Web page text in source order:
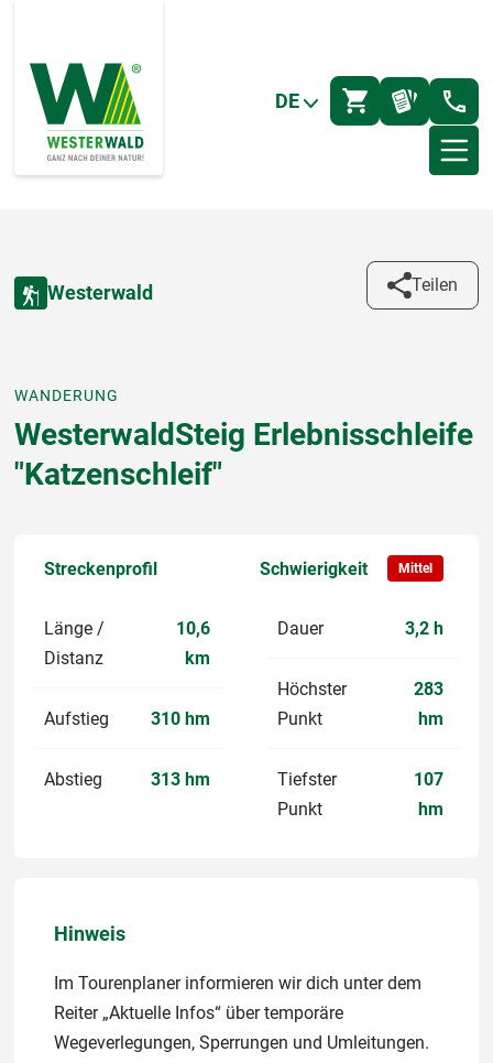
DE
Westerwald Teilen
WANDERUNG
WesterwaldSteig Erlebnisschleife
"Katzenschleif"
Streckenprofil Schwierigkeit Mittel
Länge /
Distanz
10,6
km
Aufstieg 310 hm
Abstieg 313 hm
Dauer 3,2 h
Höchster
Punkt
283
hm
Tiefster
Punkt
107
hm
Hinweis
Im Tourenplaner informieren wir dich unter dem
Reiter „Aktuelle Infos“ über temporäre
Wegeverlegungen, Sperrungen und Umleitungen.